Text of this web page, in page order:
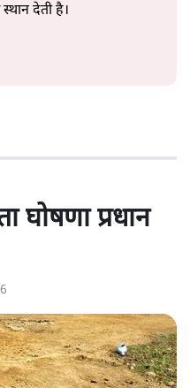
देती है।
घोषणा प्रधान